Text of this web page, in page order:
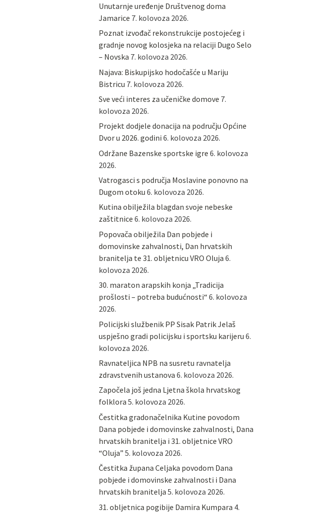
Unutarnje uređenje Društvenog doma
Jamarice 7. kolovoza 2026.
Poznat izvođač rekonstrukcije postojećeg i
gradnje novog kolosjeka na relaciji Dugo Selo
– Novska 7. kolovoza 2026.
Najava: Biskupijsko hodočašće u Mariju
Bistricu 7. kolovoza 2026.
Sve veći interes za učeničke domove 7.
kolovoza 2026.
Projekt dodjele donacija na području Općine
Dvor u 2026. godini 6. kolovoza 2026.
Održane Bazenske sportske igre 6. kolovoza
2026.
Vatrogasci s područja Moslavine ponovno na
Dugom otoku 6. kolovoza 2026.
Kutina obilježila blagdan svoje nebeske
zaštitnice 6. kolovoza 2026.
Popovača obilježila Dan pobjede i
domovinske zahvalnosti, Dan hrvatskih
branitelja te 31. obljetnicu VRO Oluja 6.
kolovoza 2026.
30. maraton arapskih konja „Tradicija
prošlosti – potreba budućnosti“ 6. kolovoza
2026.
Policijski službenik PP Sisak Patrik Jelaš
uspješno gradi policijsku i sportsku karijeru 6.
kolovoza 2026.
Ravnateljica NPB na susretu ravnatelja
zdravstvenih ustanova 6. kolovoza 2026.
Započela još jedna Ljetna škola hrvatskog
folklora 5. kolovoza 2026.
Čestitka gradonačelnika Kutine povodom
Dana pobjede i domovinske zahvalnosti, Dana
hrvatskih branitelja i 31. obljetnice VRO
“Oluja” 5. kolovoza 2026.
Čestitka župana Celjaka povodom Dana
pobjede i domovinske zahvalnosti i Dana
hrvatskih branitelja 5. kolovoza 2026.
31. obljetnica pogibije Damira Kumpara 4.